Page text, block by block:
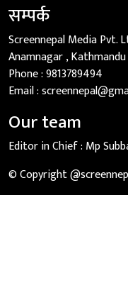
सम्पर्क
Screennepal Media Pvt.
Anamnagar , Kathmandu
Phone :9813789494
Email :
Our team
Editor in Chief : Mp
© Copyright